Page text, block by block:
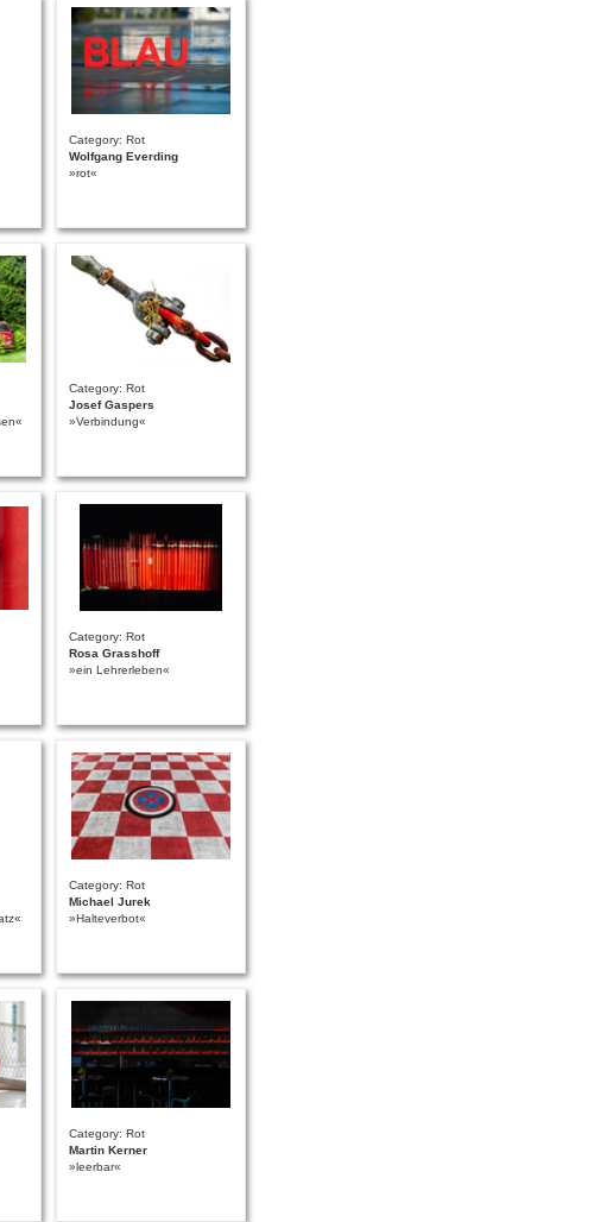
Category: Rot
Wolfgang Everding
»rot«
Category: Rot
Josef Gaspers
»Verbindung«
Category: Rot
Rosa Grasshoff
»ein Lehrerleben«
Category: Rot
Michael Jurek
»Halteverbot«
Category: Rot
Martin Kerner
»leerbar«